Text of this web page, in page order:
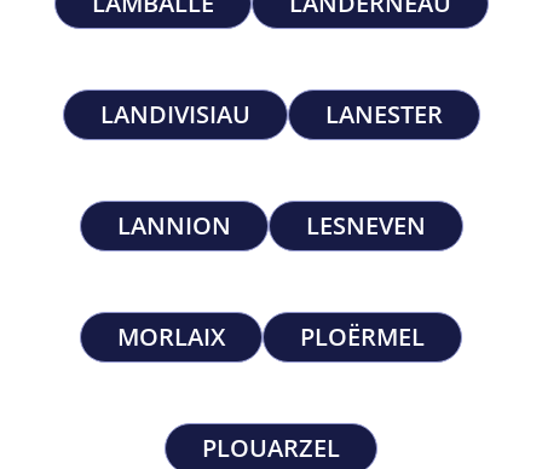
LANDIVISIAU LANESTER
LANNION LESNEVEN
MORLAIX PLOËRMEL
PLOUARZEL